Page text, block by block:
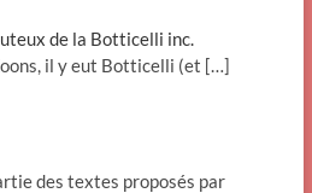
de la Botticelli inc.
il y eut Botticelli (et […]
des textes proposés par